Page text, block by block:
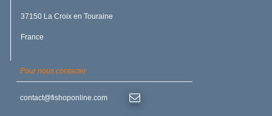
37150 La Croix en Touraine
France
Pour nous contacter
contact@fishoponline.com